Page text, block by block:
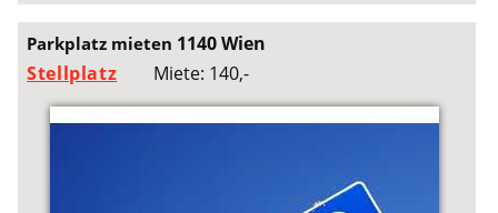
Parkplatz mieten 1140 Wien
Stellplatz
Miete: 140,-